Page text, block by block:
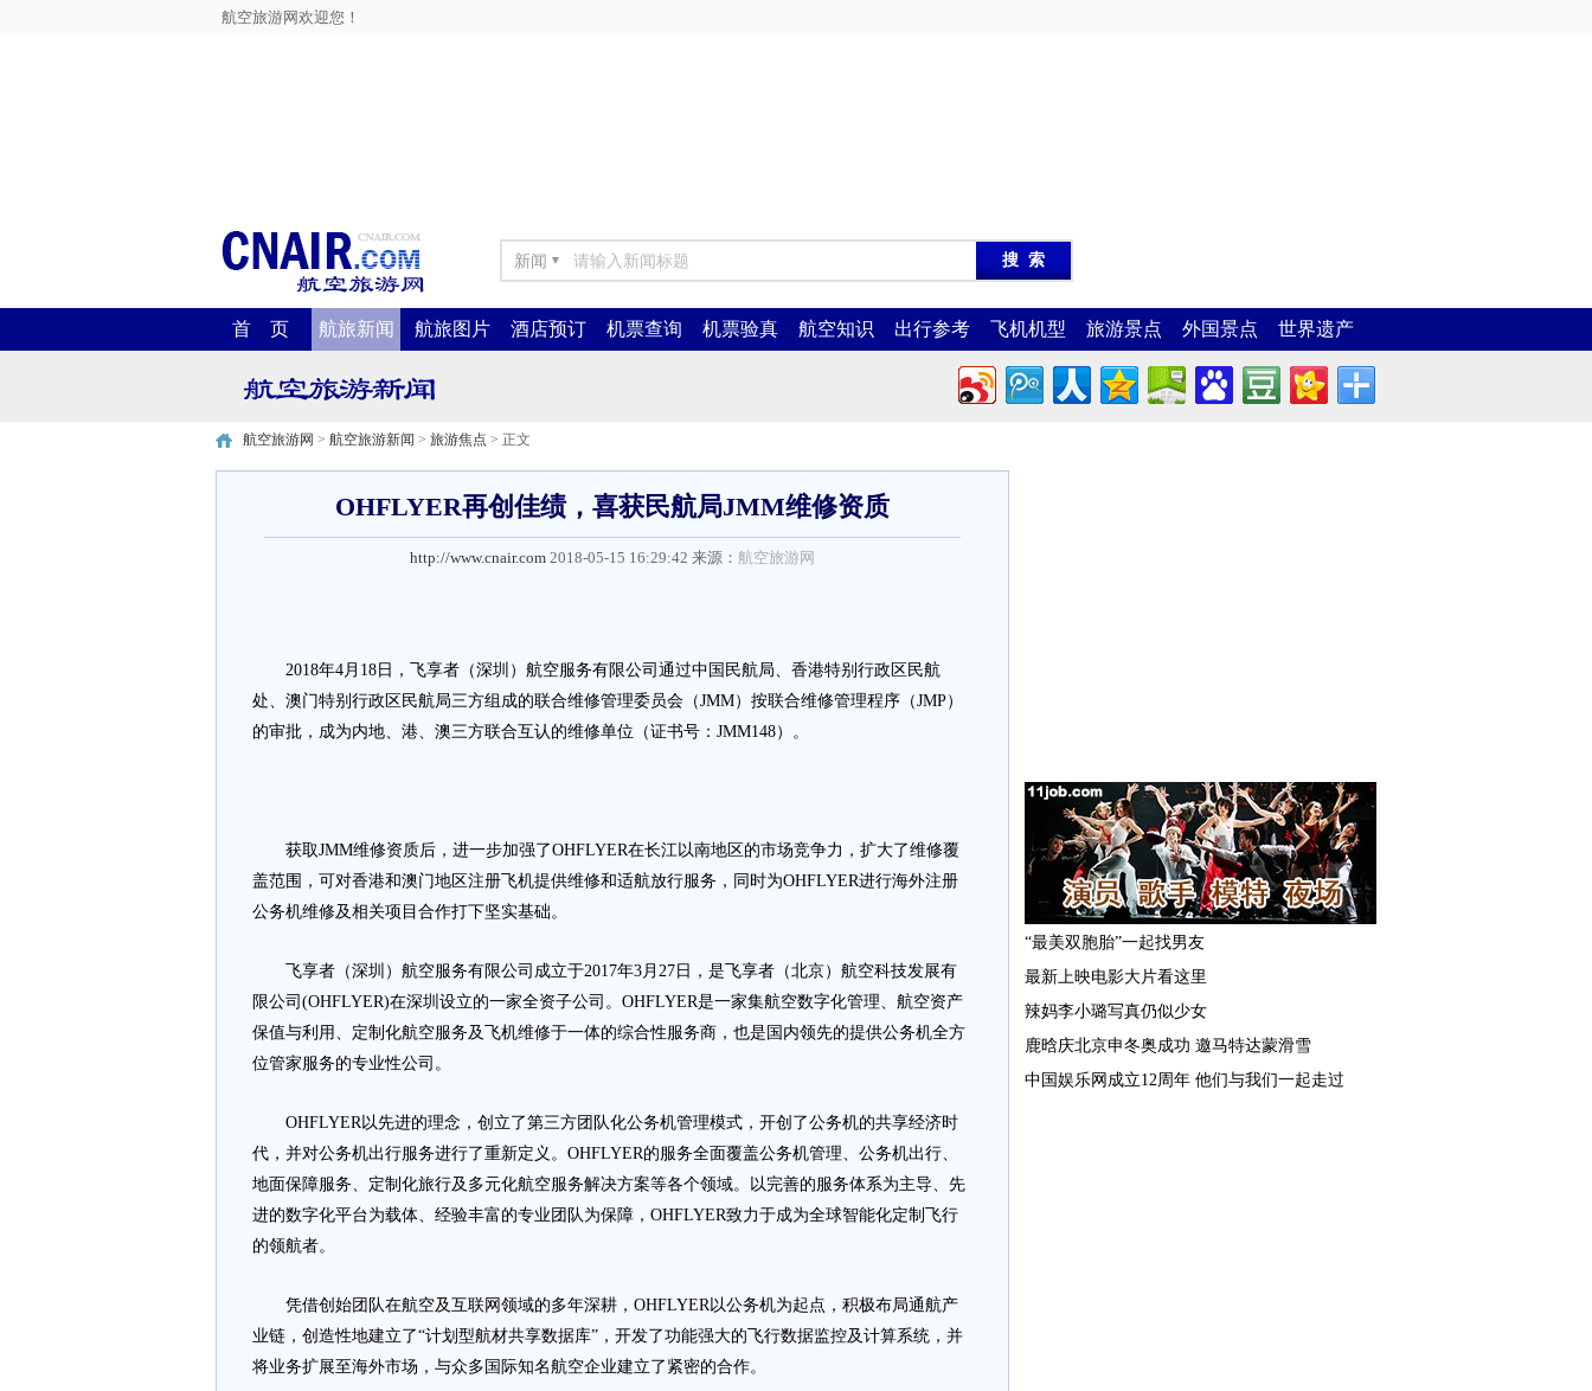
航空旅游网欢迎您！
新闻 ▼
首 页 航旅新闻 航旅图片 酒店预订 机票查询 机票验真 航空知识 出行参考 飞机机型 旅游景点 外国景点 世界遗产
航空旅游网 > 航空旅游新闻 > 旅游焦点 > 正文
OHFLYER再创佳绩，喜获民航局JMM维修资质
http://www.cnair.com 2018-05-15 16:29:42 来源： 航空旅游网
2018年4月18日，飞享者（深圳）航空服务有限公司通过中国民航局、香港特别行政区民航
处、澳门特别行政区民航局三方组成的联合维修管理委员会（JMM）按联合维修管理程序（JMP）
的审批，成为内地、港、澳三方联合互认的维修单位（证书号：JMM148）。
获取JMM维修资质后，进一步加强了OHFLYER在长江以南地区的市场竞争力，扩大了维修覆
盖范围，可对香港和澳门地区注册飞机提供维修和适航放行服务，同时为OHFLYER进行海外注册
公务机维修及相关项目合作打下坚实基础。
飞享者（深圳）航空服务有限公司成立于2017年3月27日，是飞享者（北京）航空科技发展有
限公司(OHFLYER)在深圳设立的一家全资子公司。OHFLYER是一家集航空数字化管理、航空资产
保值与利用、定制化航空服务及飞机维修于一体的综合性服务商，也是国内领先的提供公务机全方
位管家服务的专业性公司。
OHFLYER以先进的理念，创立了第三方团队化公务机管理模式，开创了公务机的共享经济时
代，并对公务机出行服务进行了重新定义。OHFLYER的服务全面覆盖公务机管理、公务机出行、
地面保障服务、定制化旅行及多元化航空服务解决方案等各个领域。以完善的服务体系为主导、先
进的数字化平台为载体、经验丰富的专业团队为保障，OHFLYER致力于成为全球智能化定制飞行
的领航者。
凭借创始团队在航空及互联网领域的多年深耕，OHFLYER以公务机为起点，积极布局通航产
业链，创造性地建立了“计划型航材共享数据库”，开发了功能强大的飞行数据监控及计算系统，并
将业务扩展至海外市场，与众多国际知名航空企业建立了紧密的合作。